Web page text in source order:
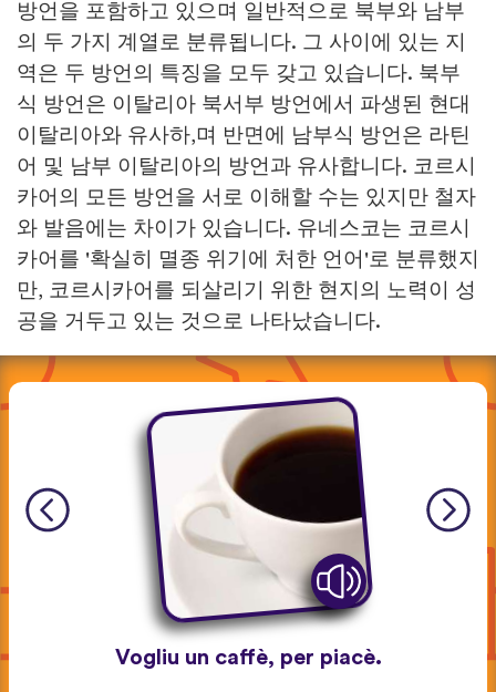
방언을 포함하고 있으며 일반적으로 북부와 남부
의 두 가지 계열로 분류됩니다. 그 사이에 있는 지
역은 두 방언의 특징을 모두 갖고 있습니다. 북부
식 방언은 이탈리아 북서부 방언에서 파생된 현대
이탈리아와 유사하,며 반면에 남부식 방언은 라틴
어 및 남부 이탈리아의 방언과 유사합니다. 코르시
카어의 모든 방언을 서로 이해할 수는 있지만 철자
와 발음에는 차이가 있습니다. 유네스코는 코르시
카어를 '확실히 멸종 위기에 처한 언어'로 분류했지
만, 코르시카어를 되살리기 위한 현지의 노력이 성
공을 거두고 있는 것으로 나타났습니다.
Vogliu un caffè, per piacè.